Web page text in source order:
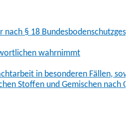
§ 18 Bundesbodenschutzgesetz
wahrnimmt
in besonderen Fällen, sowie
Stoffen und Gemischen nach